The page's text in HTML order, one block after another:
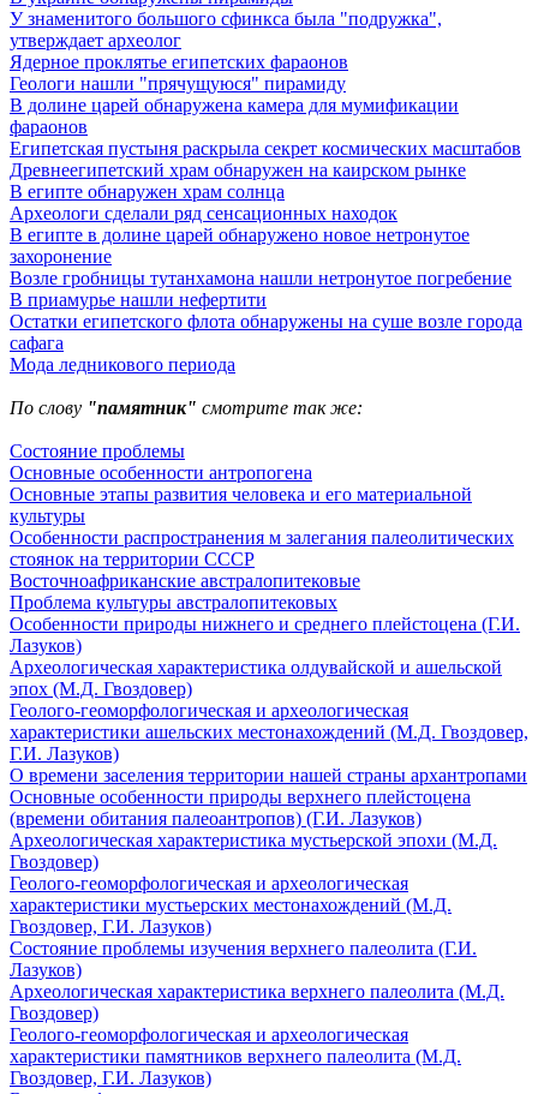
У знаменитого большого сфинкса была "подружка",
утверждает археолог
Ядерное проклятье египетских фараонов
Геологи нашли "прячущуюся" пирамиду
В долине царей обнаружена камера для мумификации
фараонов
Египетская пустыня раскрыла секрет космических масштабов
Древнеегипетский храм обнаружен на каирском рынке
В египте обнаружен храм солнца
Археологи сделали ряд сенсационных находок
В египте в долине царей обнаружено новое нетронутое
захоронение
Возле гробницы тутанхамона нашли нетронутое погребение
В приамурье нашли нефертити
Остатки египетского флота обнаружены на суше возле города
сафага
Мода ледникового периода
По слову "памятник" смотрите так же:
Состояние проблемы
Основные особенности антропогена
Основные этапы развития человека и его материальной
культуры
Особенности распространения м залегания палеолитических
стоянок на территории СССР
Восточноафриканские австралопитековые
Проблема культуры австралопитековых
Особенности природы нижнего и среднего плейстоцена (Г.И.
Лазуков)
Археологическая характеристика олдувайской и ашельской
эпох (М.Д. Гвоздовер)
Геолого-геоморфологическая и археологическая
характеристики ашельских местонахождений (М.Д. Гвоздовер,
Г.И. Лазуков)
О времени заселения территории нашей страны архантропами
Основные особенности природы верхнего плейстоцена
(времени обитания палеоантропов) (Г.И. Лазуков)
Археологическая характеристика мустьерской эпохи (М.Д.
Гвоздовер)
Геолого-геоморфологическая и археологическая
характеристики мустьерских местонахождений (М.Д.
Гвоздовер, Г.И. Лазуков)
Состояние проблемы изучения верхнего палеолита (Г.И.
Лазуков)
Археологическая характеристика верхнего палеолита (М.Д.
Гвоздовер)
Геолого-геоморфологическая и археологическая
характеристики памятников верхнего палеолита (М.Д.
Гвоздовер, Г.И. Лазуков)